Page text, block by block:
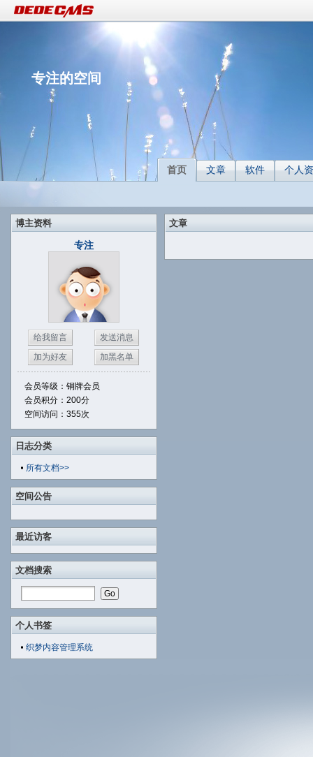
专注的空间
首页 文章 软件 个人
博主资料
专注
给我留言
发送消息
加为好友
加黑名单
会员等级：铜牌会员
会员积分：200分
空间访问：355次
日志分类
所有文档>>
空间公告
最近访客
文档搜索
个人书签
织梦内容管理系统
文章